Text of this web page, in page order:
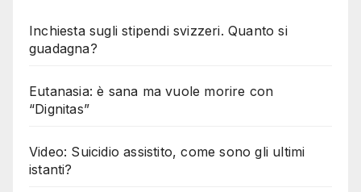
Inchiesta sugli stipendi svizzeri. Quanto si
guadagna?
Eutanasia: è sana ma vuole morire con
“Dignitas”
Video: Suicidio assistito, come sono gli ultimi
istanti?